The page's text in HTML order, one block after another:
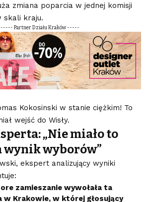
zmiana poparcia w jednej komisji
skali kraju.
----- Partner Działu Kraków -----
Kokosinski w stanie ciężkim! To
wejść do Wisły.
„Nie miało to
wynik wyborów”
ekspert analizujący wyniki
zamieszanie wywołała ta
w Krakowie, w której głosujący